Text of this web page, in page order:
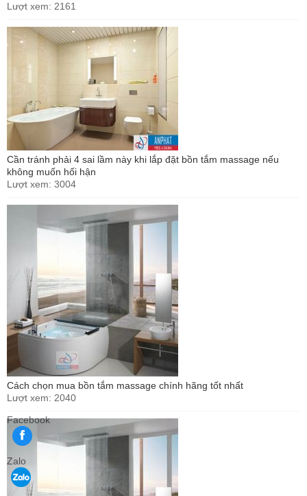
Lượt xem: 2161
Cần tránh phải 4 sai lầm này khi lắp đặt bồn tắm massage nếu
không muốn hối hận
Lượt xem: 3004
Cách chọn mua bồn tắm massage chính hãng tốt nhất
Lượt xem: 2040
Facebook
Zalo